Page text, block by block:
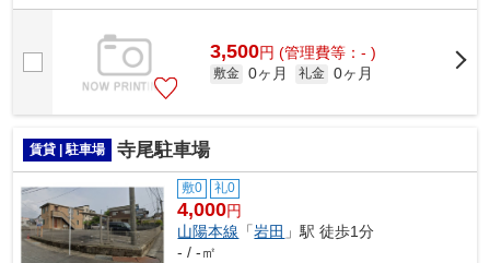
3,500円 (管理費等：- )
敷金 0ヶ月 礼金 0ヶ月
賃貸 | 駐車場 寺尾駐車場
敷0 礼0
4,000円
山陽本線 「岩田 」駅 徒歩1分
- / -㎡